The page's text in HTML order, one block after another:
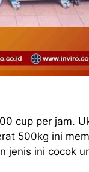
cup per jam.
500kg ini
jenis ini cocok